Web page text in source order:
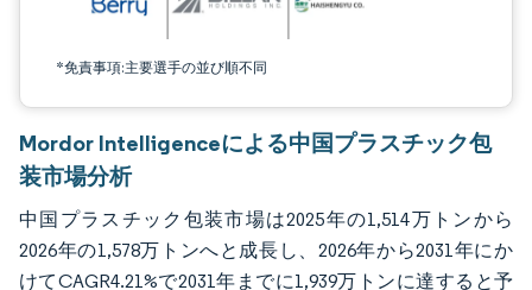
*免責事項:主要選手の並び順不同
Mordor Intelligenceによる中国プラスチック包
装市場分析
中国プラスチック包装市場は2025年の1,514万トンから
2026年の1,578万トンへと成長し、2026年から2031年にか
けてCAGR4.21%で2031年までに1,939万トンに達すると予